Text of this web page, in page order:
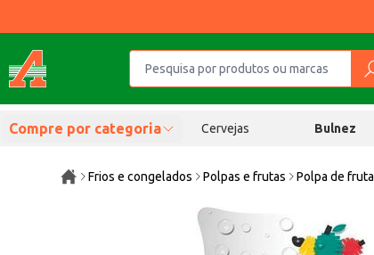
Compre por categoria Cervejas Bulnez
Frios e congelados Polpas e frutas Polpa de fruta